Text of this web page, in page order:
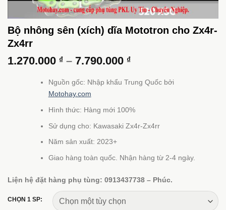
Bộ nhông sên (xích) dĩa Mototron cho Zx4r-
Zx4rr
1.270.000 ₫ – 7.790.000 ₫Khoảng
từ
7.790.000 ₫
Nguồn gốc: Nhập khẩu Trung Quốc bởi
Motohay.com
Hình thức: Hàng mới 100%
Sử dụng cho: Kawasaki Zx4r-Zx4rr
Năm sản xuất: 2023+
Giao hàng toàn quốc. Nhận hàng từ 2-4 ngày.
Liện hệ đặt hàng phụ tùng: 0913437738 – Phúc.
CHỌN 1 SP: